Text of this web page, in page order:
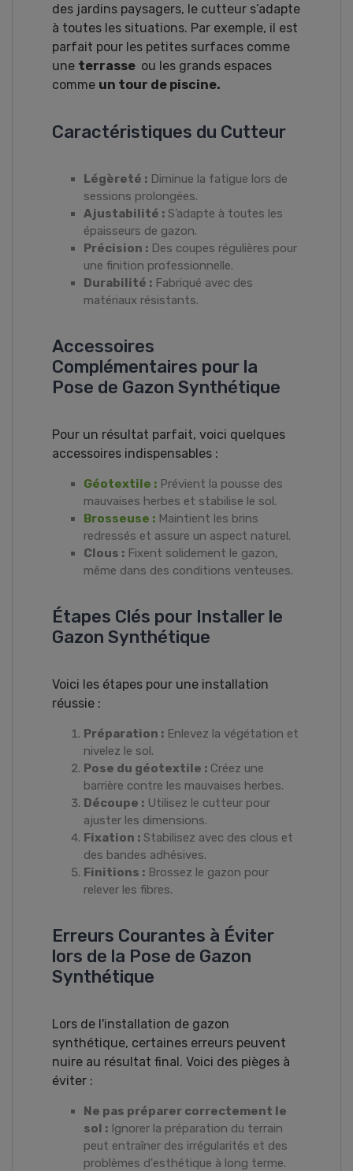
des jardins paysagers, le cutteur s’adapte
à toutes les situations. Par exemple, il est
parfait pour les petites surfaces comme
une terrasse ou les grands espaces
comme un tour de piscine.
Caractéristiques du Cutteur
Légèreté : Diminue la fatigue lors de
sessions prolongées.
Ajustabilité : S’adapte à toutes les
épaisseurs de gazon.
Précision : Des coupes régulières pour
une finition professionnelle.
Durabilité : Fabriqué avec des
matériaux résistants.
Accessoires
Complémentaires pour la
Pose de Gazon Synthétique
Pour un résultat parfait, voici quelques
accessoires indispensables :
Géotextile : Prévient la pousse des
mauvaises herbes et stabilise le sol.
Brosseuse : Maintient les brins
redressés et assure un aspect naturel.
Clous : Fixent solidement le gazon,
même dans des conditions venteuses.
Étapes Clés pour Installer le
Gazon Synthétique
Voici les étapes pour une installation
réussie :
Préparation : Enlevez la végétation et
nivelez le sol.
Pose du géotextile : Créez une
barrière contre les mauvaises herbes.
Découpe : Utilisez le cutteur pour
ajuster les dimensions.
Fixation : Stabilisez avec des clous et
des bandes adhésives.
Finitions : Brossez le gazon pour
relever les fibres.
Erreurs Courantes à Éviter
lors de la Pose de Gazon
Synthétique
Lors de l'installation de gazon
synthétique, certaines erreurs peuvent
nuire au résultat final. Voici des pièges à
éviter :
Ne pas préparer correctement le
sol : Ignorer la préparation du terrain
peut entraîner des irrégularités et des
problèmes d'esthétique à long terme.